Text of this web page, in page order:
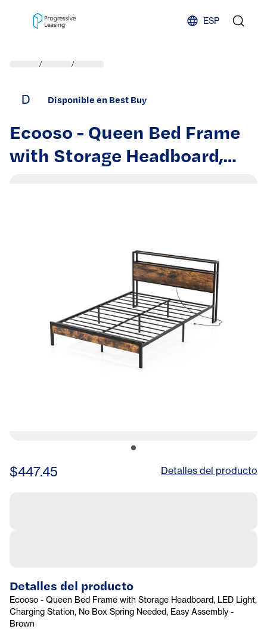
ESP
/ /
D Disponible en Best Buy
Ecooso - Queen Bed Frame
with Storage Headboard,
$447.45 Detalles del producto
Detalles del producto
Ecooso - Queen Bed Frame with Storage Headboard, LED Light,
Charging Station, No Box Spring Needed, Easy Assembly -
Brown